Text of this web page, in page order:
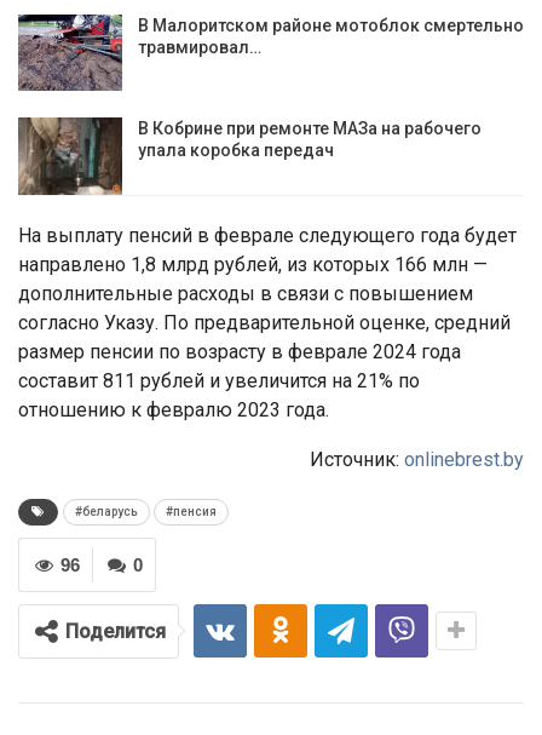
В Малоритском районе мотоблок смертельно
травмировал…
В Кобрине при ремонте МАЗа на рабочего
упала коробка передач
На выплату пенсий в феврале следующего года будет
направлено 1,8 млрд рублей, из которых 166 млн —
дополнительные расходы в связи с повышением
согласно Указу. По предварительной оценке, средний
размер пенсии по возрасту в феврале 2024 года
составит 811 рублей и увеличится на 21% по
отношению к февралю 2023 года.
Источник: onlinebrest.by
#беларусь #пенсия
0
96
Поделится